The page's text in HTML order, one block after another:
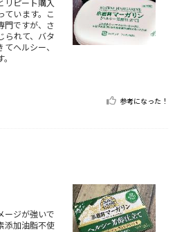
リピート購入
ています。こ
門ですが、さ
られて、バタ
ヘルシー、
参考になった！
ージが強いで
添加油脂不使